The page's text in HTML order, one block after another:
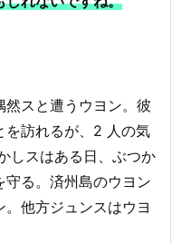
スと遭うウヨン。彼
を訪れるが、2 人の気
しスはある日、ぶつか
守る。済州島のウヨン
他方ジュンスはウヨ